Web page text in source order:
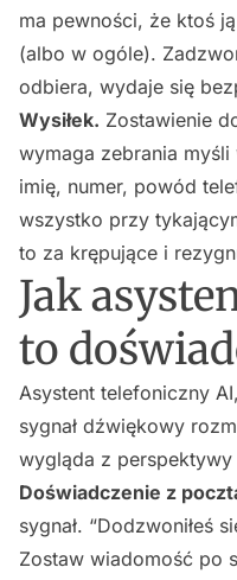
ma pewności, że ktoś
(albo w ogóle).
odbiera, wydaje się
Wysiłek. Zostawienie
wymaga zebrania
imię, numer, powód
wszystko przy
to za krępujące i
Jak
to
Asystent telefoniczny
sygnał dźwiękowy
wygląda z
Doświadczenie z
sygnał. “Dodzwoniłeś
Zostaw wiadomość po